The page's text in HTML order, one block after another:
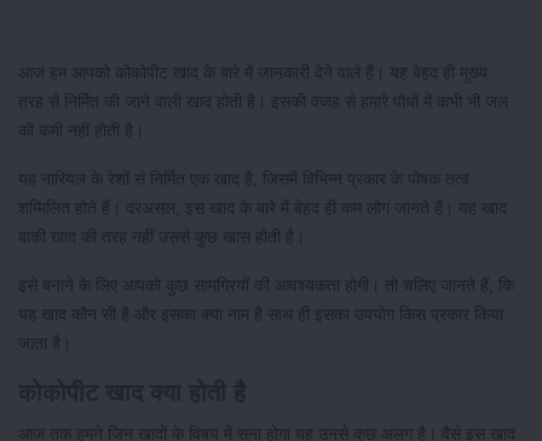
आज हम आपको कोकोपीट खाद के बारे में जानकारी देने वाले हैं। यह बेहद ही मुख्य
तरह से निर्मित की जाने वाली खाद होती है। इसकी वजह से हमारे पौधों में कभी भी जल
की कमी नहीं होती है।
यह नारियल के रेशों से निर्मित एक खाद है, जिसमें विभिन्न प्रकार के पोषक तत्व
शम्मिलित होते हैं। दरअसल, इस खाद के बारे में बेहद ही कम लोग जानते हैं। यह खाद
बाकी खाद की तरह नहीं उससे कुछ खास होती है।
इसे बनाने के लिए आपको कुछ सामग्रियों की आवश्यकता होगी। तो चलिए जानते हैं, कि
यह खाद कौन सी है और इसका क्या नाम है साथ ही इसका उपयोग किस प्रकार किया
जाता है।
आज तक हमने जिन खादों के विषय में सुना होगा यह उनसे कुछ अलग है। वैसे इस खाद